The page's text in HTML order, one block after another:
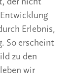
Erlebnis,
So erscheint
zu den
wir